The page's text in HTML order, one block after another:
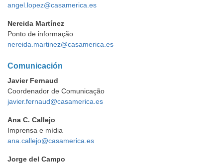
angel.lopez@casamerica.es
Nereida Martínez
Ponto de informação
nereida.martinez@casamerica.es
Comunicación
Javier Fernaud
Coordenador de Comunicação
javier.fernaud@casamerica.es
Ana C. Callejo
Imprensa e mídia
ana.callejo@casamerica.es
Jorge del Campo